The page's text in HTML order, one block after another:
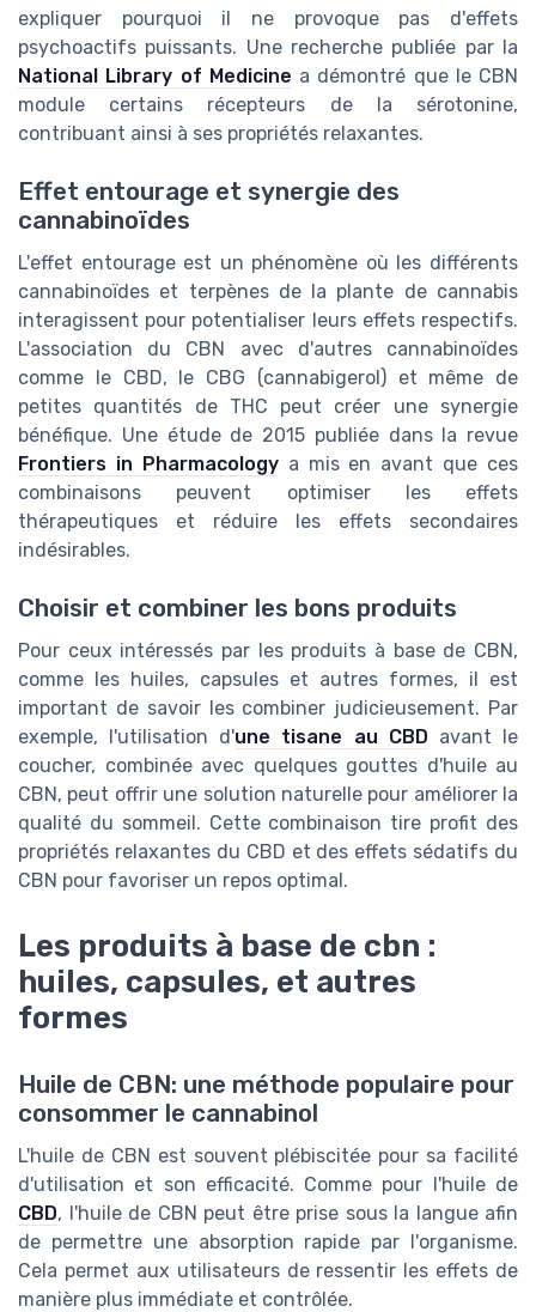
expliquer pourquoi il ne provoque pas d'effets
psychoactifs puissants. Une recherche publiée par la
National Library of Medicine a démontré que le CBN
module certains récepteurs de la sérotonine,
contribuant ainsi à ses propriétés relaxantes.
Effet entourage et synergie des
cannabinoïdes
L'effet entourage est un phénomène où les différents
cannabinoïdes et terpènes de la plante de cannabis
interagissent pour potentialiser leurs effets respectifs.
L'association du CBN avec d'autres cannabinoïdes
comme le CBD, le CBG (cannabigerol) et même de
petites quantités de THC peut créer une synergie
bénéfique. Une étude de 2015 publiée dans la revue
Frontiers in Pharmacologya mis en avant que ces
combinaisons peuvent optimiser les effets
thérapeutiques et réduire les effets secondaires
indésirables.
Choisir et combiner les bons produits
Pour ceux intéressés par les produits à base de CBN,
comme les huiles, capsules et autres formes, il est
important de savoir les combiner judicieusement. Par
exemple, l'utilisation d'une tisane au CBD avant le
coucher, combinée avec quelques gouttes d'huile au
CBN, peut offrir une solution naturelle pour améliorer la
qualité du sommeil. Cette combinaison tire profit des
propriétés relaxantes du CBD et des effets sédatifs du
CBN pour favoriser un repos optimal.
Les produits à base de cbn :
huiles, capsules, et autres
formes
Huile de CBN: une méthode populaire pour
consommer le cannabinol
L'huile de CBN est souvent plébiscitée pour sa facilité
d'utilisation et son efficacité. Comme pour l'huile de
CBD, l'huile de CBN peut être prise sous la langue afin
de permettre une absorption rapide par l'organisme.
Cela permet aux utilisateurs de ressentir les effets de
manière plus immédiate et contrôlée.